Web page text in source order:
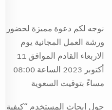
نوجه لكم دعوة مميزة لحضور
ورشة العمل المجانية يوم
الاربعاء القادم الموافق 11
أكتوبر 2023 الساعة 08:00
مساءً بتوقيت السعوية
حول ابحاث المستخدم “كيفية